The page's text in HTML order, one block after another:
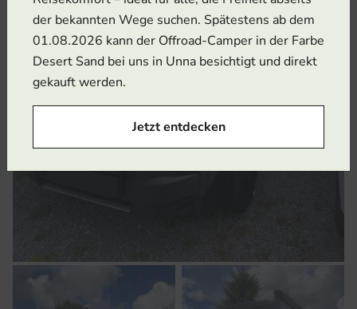
der bekannten Wege suchen. Spätestens ab dem
01.08.2026 kann der Offroad-Camper in der Farbe
Desert Sand bei uns in Unna besichtigt und direkt
gekauft werden.
Jetzt entdecken